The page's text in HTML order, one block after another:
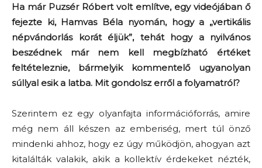
Ha már Puzsér Róbert volt említve, egy videójában ő
fejezte ki, Hamvas Béla nyomán, hogy a „vertikális
népvándorlás korát éljük”, tehát hogy a nyilvános
beszédnek már nem kell megbízható értéket
feltételeznie, bármelyik kommentelő ugyanolyan
súllyal esik a latba. Mit gondolsz erről a folyamatról?
Szerintem ez egy olyanfajta információforrás, amire
még nem áll készen az emberiség, mert túl önző
mindenki ahhoz, hogy ez úgy működjön, ahogyan azt
kitalálták valakik, akik a kollektív érdekeket nézték,